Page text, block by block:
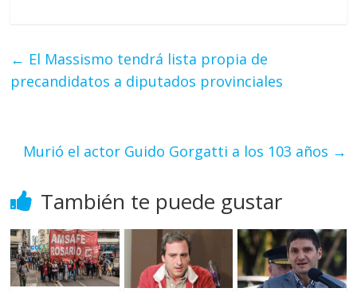
← El Massismo tendrá lista propia de
precandidatos a diputados provinciales
Murió el actor Guido Gorgatti a los 103 años →
También te puede gustar